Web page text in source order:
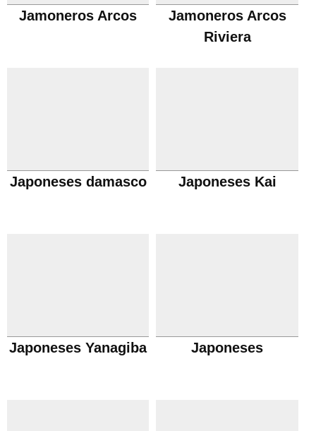
Jamoneros Arcos
Jamoneros Arcos
Riviera
Japoneses damasco Japoneses Kai
Japoneses Yanagiba Japoneses